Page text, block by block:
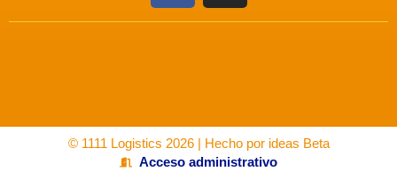
c
k
s
a
m
© 1111 Logistics 2026 | Hecho por ideas Beta
Acceso administrativo